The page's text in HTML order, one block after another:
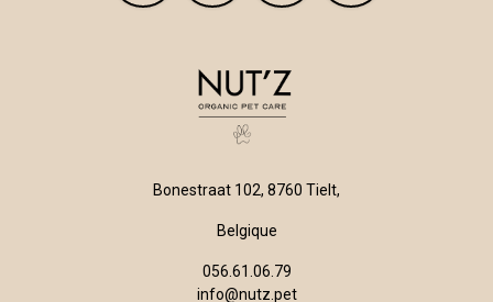
Bonestraat 102, 8760 Tielt,
Belgique
056.61.06.79
info@nutz.pet